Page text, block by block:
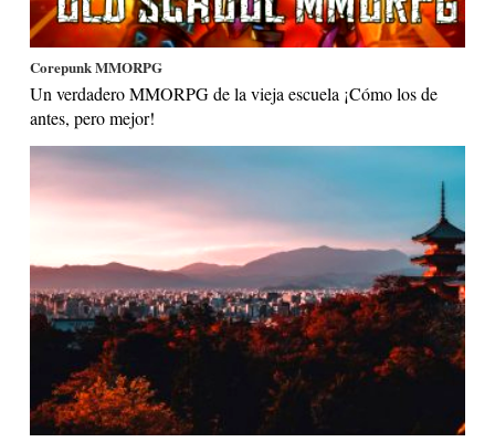
Corepunk MMORPG
Un verdadero MMORPG de la vieja escuela ¡Cómo los de
antes, pero mejor!